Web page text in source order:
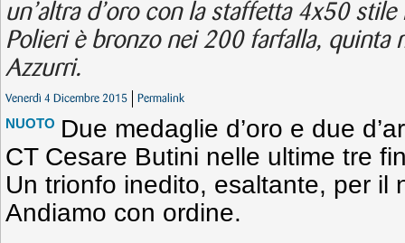
un’altra d’oro con la staffetta 4x50
Polieri è bronzo nei 200 farfalla, quinta
Azzurri.
Venerdì 4 Dicembre 2015 Permalink
NUOTO Due medaglie d’oro e due
CT Cesare Butini nelle ultime tre
Un trionfo inedito, esaltante, per il
Andiamo con ordine.